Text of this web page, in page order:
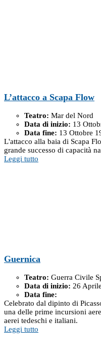
L’attacco a Scapa Flow
Teatro: Mar del Nord
Data di inizio: 13
Data fine: 13 Ottobre
L'attacco alla baia di Scapa
grande successo di capacità
Leggi tutto
Guernica
Teatro: Guerra Civile
Data di inizio: 26
Data fine:
Celebrato dal dipinto di
una delle prime incursioni
aerei tedeschi e italiani.
Leggi tutto